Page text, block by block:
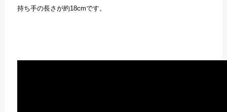
持ち手の長さが約18cmです。